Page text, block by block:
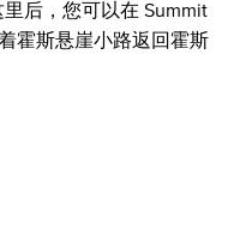
后，您可以在 Summit
霍斯悬崖小路返回霍斯